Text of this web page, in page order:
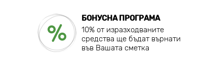
БОНУСНА ПРОГРАМА
10% от изразходваните
средства ще бъдат върнати
във Вашата сметка